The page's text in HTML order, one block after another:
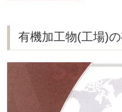
有機加工物(工場)